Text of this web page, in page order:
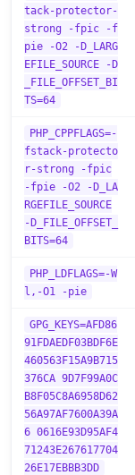
tack-protector-
strong -fpic -f
pie -O2 -D_LARG
EFILE_SOURCE -D
_FILE_OFFSET_BI
TS=64
PHP_CPPFLAGS=-
fstack-protecto
r-strong -fpic
-fpie -O2 -D_LA
RGEFILE_SOURCE
-D_FILE_OFFSET_
BITS=64
PHP_LDFLAGS=-W
l,-O1 -pie
GPG_KEYS=AFD86
91FDAEDF03BDF6E
460563F15A9B715
376CA 9D7F99A0C
B8F05C8A6958D62
56A97AF7600A39A
6 0616E93D95AF4
71243E267617704
26E17EBBB3DD